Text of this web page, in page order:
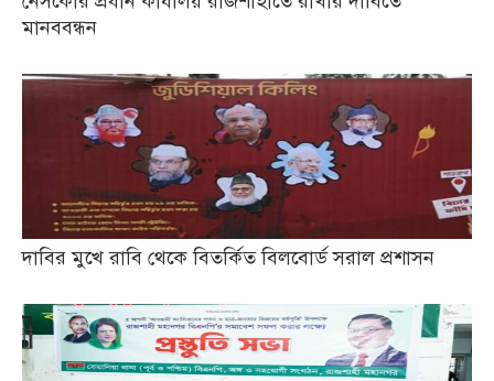
মানববন্ধন
দাবির মুখে রাবি থেকে বিতর্কিত বিলবোর্ড সরাল প্রশাসন